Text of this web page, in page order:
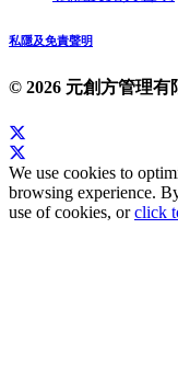
私隱及免責聲明
© 2026 元創方管理有
We use cookies to
browsing experience.
use of cookies, orclick